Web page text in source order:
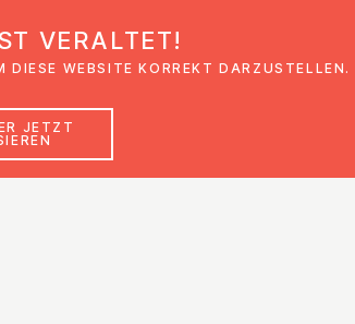
News Veranstaltungen
VERALTET!
WEBSITE KORREKT DARZUSTELLEN.
JETZT